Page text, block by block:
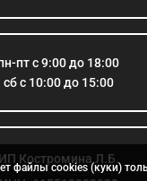
пт с 9:00 до 18:00
сб с 10:00 до 15:00
ИП Костромина Л.Б.
файлы cookies (куки)